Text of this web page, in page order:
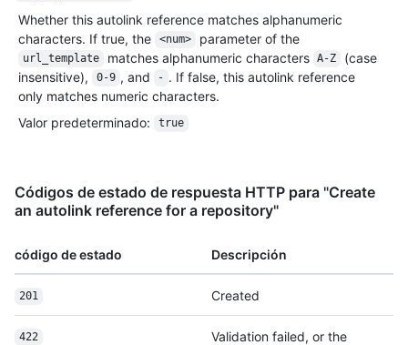
Whether this autolink reference matches alphanumeric
characters. If true, the
<num> parameter of the
url_template matches alphanumeric characters A-Z
(case
insensitive),
0-9 , and - . If false, this autolink reference
only matches numeric characters.
Valor predeterminado: true
Códigos de estado de respuesta HTTP para "Create
an autolink reference for a repository"
código de estado Descripción
201 Created
422
Validation failed, or the